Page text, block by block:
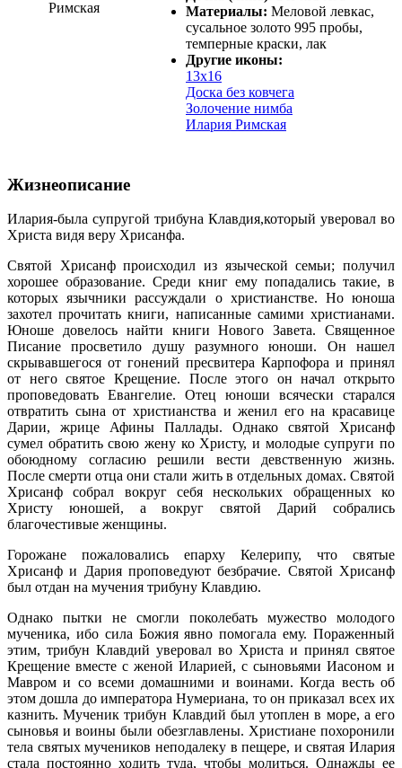
Материалы: Меловой левкас,
сусальное золото 995 пробы,
темперные краски, лак
Другие иконы:
13х16
Доска без ковчега
Золочение нимба
Илария Римская
Жизнеописание
Илария-была супругой трибуна Клавдия,который уверовал во
Христа видя веру Хрисанфа.
Святой Хрисанф происходил из языческой семьи; получил
хорошее образование. Среди книг ему попадались такие, в
которых язычники рассуждали о христианстве. Но юноша
захотел прочитать книги, написанные самими христианами.
Юноше довелось найти книги Нового Завета. Священное
Писание просветило душу разумного юноши. Он нашел
скрывавшегося от гонений пресвитера Карпофора и принял
от него святое Крещение. После этого он начал открыто
проповедовать Евангелие. Отец юноши всячески старался
отвратить сына от христианства и женил его на красавице
Дарии, жрице Афины Паллады. Однако святой Хрисанф
сумел обратить свою жену ко Христу, и молодые супруги по
обоюдному согласию решили вести девственную жизнь.
После смерти отца они стали жить в отдельных домах. Святой
Хрисанф собрал вокруг себя нескольких обращенных ко
Христу юношей, а вокруг святой Дарий собрались
благочестивые женщины.
Горожане пожаловались епарху Келерипу, что святые
Хрисанф и Дария проповедуют безбрачие. Святой Хрисанф
был отдан на мучения трибуну Клавдию.
Однако пытки не смогли поколебать мужество молодого
мученика, ибо сила Божия явно помогала ему. Пораженный
этим, трибун Клавдий уверовал во Христа и принял святое
Крещение вместе с женой Иларией, с сыновьями Иасоном и
Мавром и со всеми домашними и воинами. Когда весть об
этом дошла до императора Нумериана, то он приказал всех их
казнить. Мученик трибун Клавдий был утоплен в море, а его
сыновья и воины были обезглавлены. Христиане похоронили
тела святых мучеников неподалеку в пещере, и святая Илария
стала постоянно ходить туда, чтобы молиться. Однажды ее